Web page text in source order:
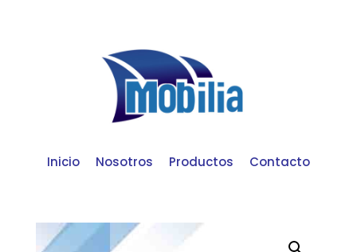
Inicio Nosotros Productos Contacto